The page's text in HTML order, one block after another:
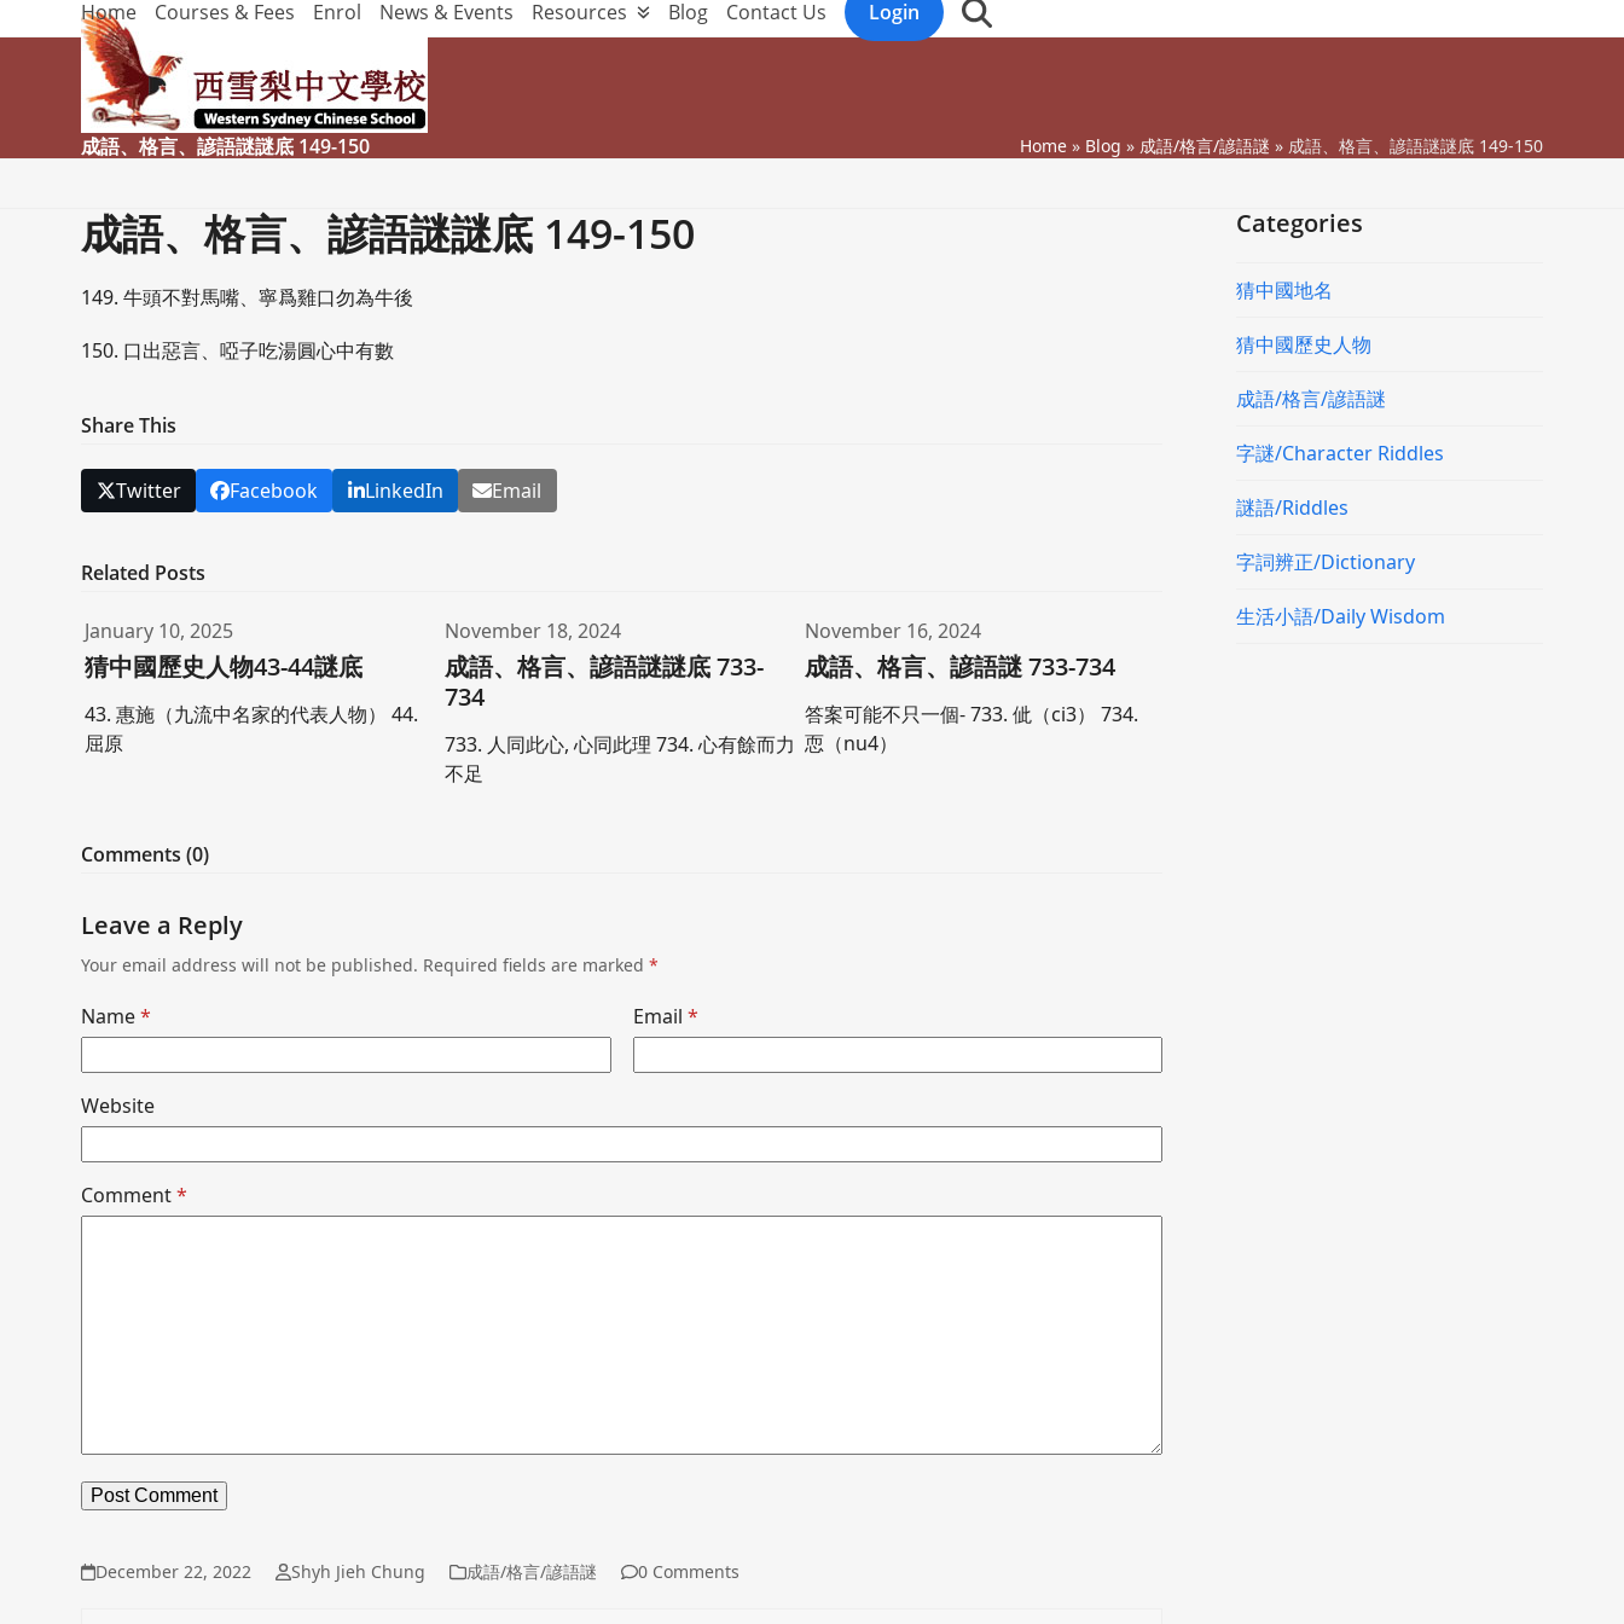
to
Home Courses & Fees Enrol News & Events Resources Blog Contact Us Login
成語、格言、諺語謎謎底 149-150 Home» Blog » 成語/格言/諺語謎 » 成語、格言、諺語謎謎底 149-150
成語、格言、諺語謎謎底 149-150
149. 牛頭不對馬嘴、寧爲雞口勿為牛後
150. 口出惡言、啞子吃湯圓心中有數
Share This
Twitter Facebook LinkedIn Email
Related Posts
January 10, 2025
猜中國歷史人物43-44謎底
43. 惠施（九流中名家的代表人物） 44.
屈原
November 18, 2024
成語、格言、諺語謎謎底 733-
734
733. 人同此心, 心同此理 734. 心有餘而力
不足
November 16, 2024
成語、格言、諺語謎 733-734
答案可能不只一個- 733. 佌（ci3） 734.
恧（nu4）
Comments (0)
Leave a Reply
Your email address will not be published. Required fields are marked*
Name* Email *
Website
Comment*
December 22, 2022 Shyh Jieh Chung 成語/格言/諺語謎 0 Comments
Categories
猜中國地名
猜中國歷史人物
成語/格言/諺語謎
字謎/Character Riddles
謎語/Riddles
字詞辨正/Dictionary
生活小語/Daily Wisdom